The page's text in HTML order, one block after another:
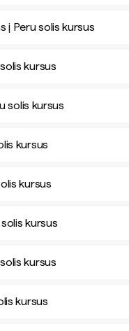
į Peru solis kursus
kursus
solis kursus
kursus
kursus
kursus
kursus
kursus